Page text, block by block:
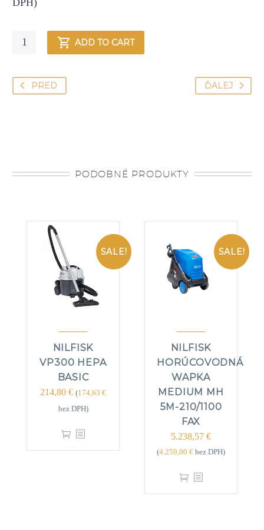
Quantity ADD TO CART
PRED ĎALEJ
PODOBNÉ PRODUKTY
SALE!
NILFISK
VP300 HEPA
BASIC
214,80 € (174,63 €
bez DPH)
SALE!
NILFISK
HORÚCOVODNÁ
WAPKA
MEDIUM MH
5M-210/1100
FAX
5.238,57 €
(4.259,00 € bez DPH)